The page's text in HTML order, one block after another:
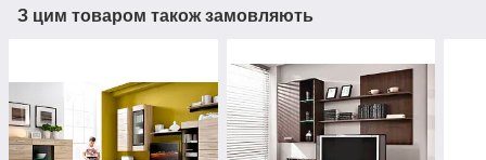
З цим товаром також замовляють